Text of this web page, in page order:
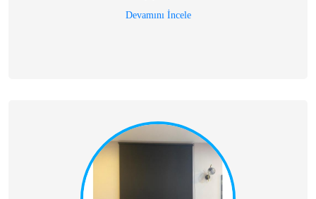
Devamını İncele